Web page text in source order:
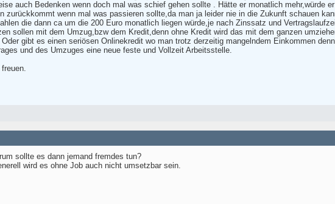
auch Bedenken wenn doch mal was schief gehen sollte . Hätte er monatlich mehr,würde
zurückkommt wenn mal was passieren sollte,da man ja leider nie in die Zukunft schauen
die dann ca um die 200 Euro monatlich liegen würde,je nach Zinssatz und
sollen mit dem Umzug,bzw dem Kredit,denn ohne Kredit wird das mit dem ganzen
gibt es einen seriösen Onlinekredit wo man trotz derzeitig mangelndem Einkommen
und des Umzuges eine neue feste und Vollzeit Arbeitsstelle.
sollte es dann jemand fremdes tun?
wird es ohne Job auch nicht umsetzbar sein.